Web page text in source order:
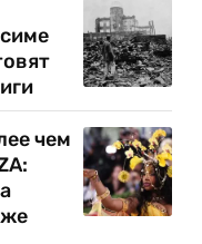
чем